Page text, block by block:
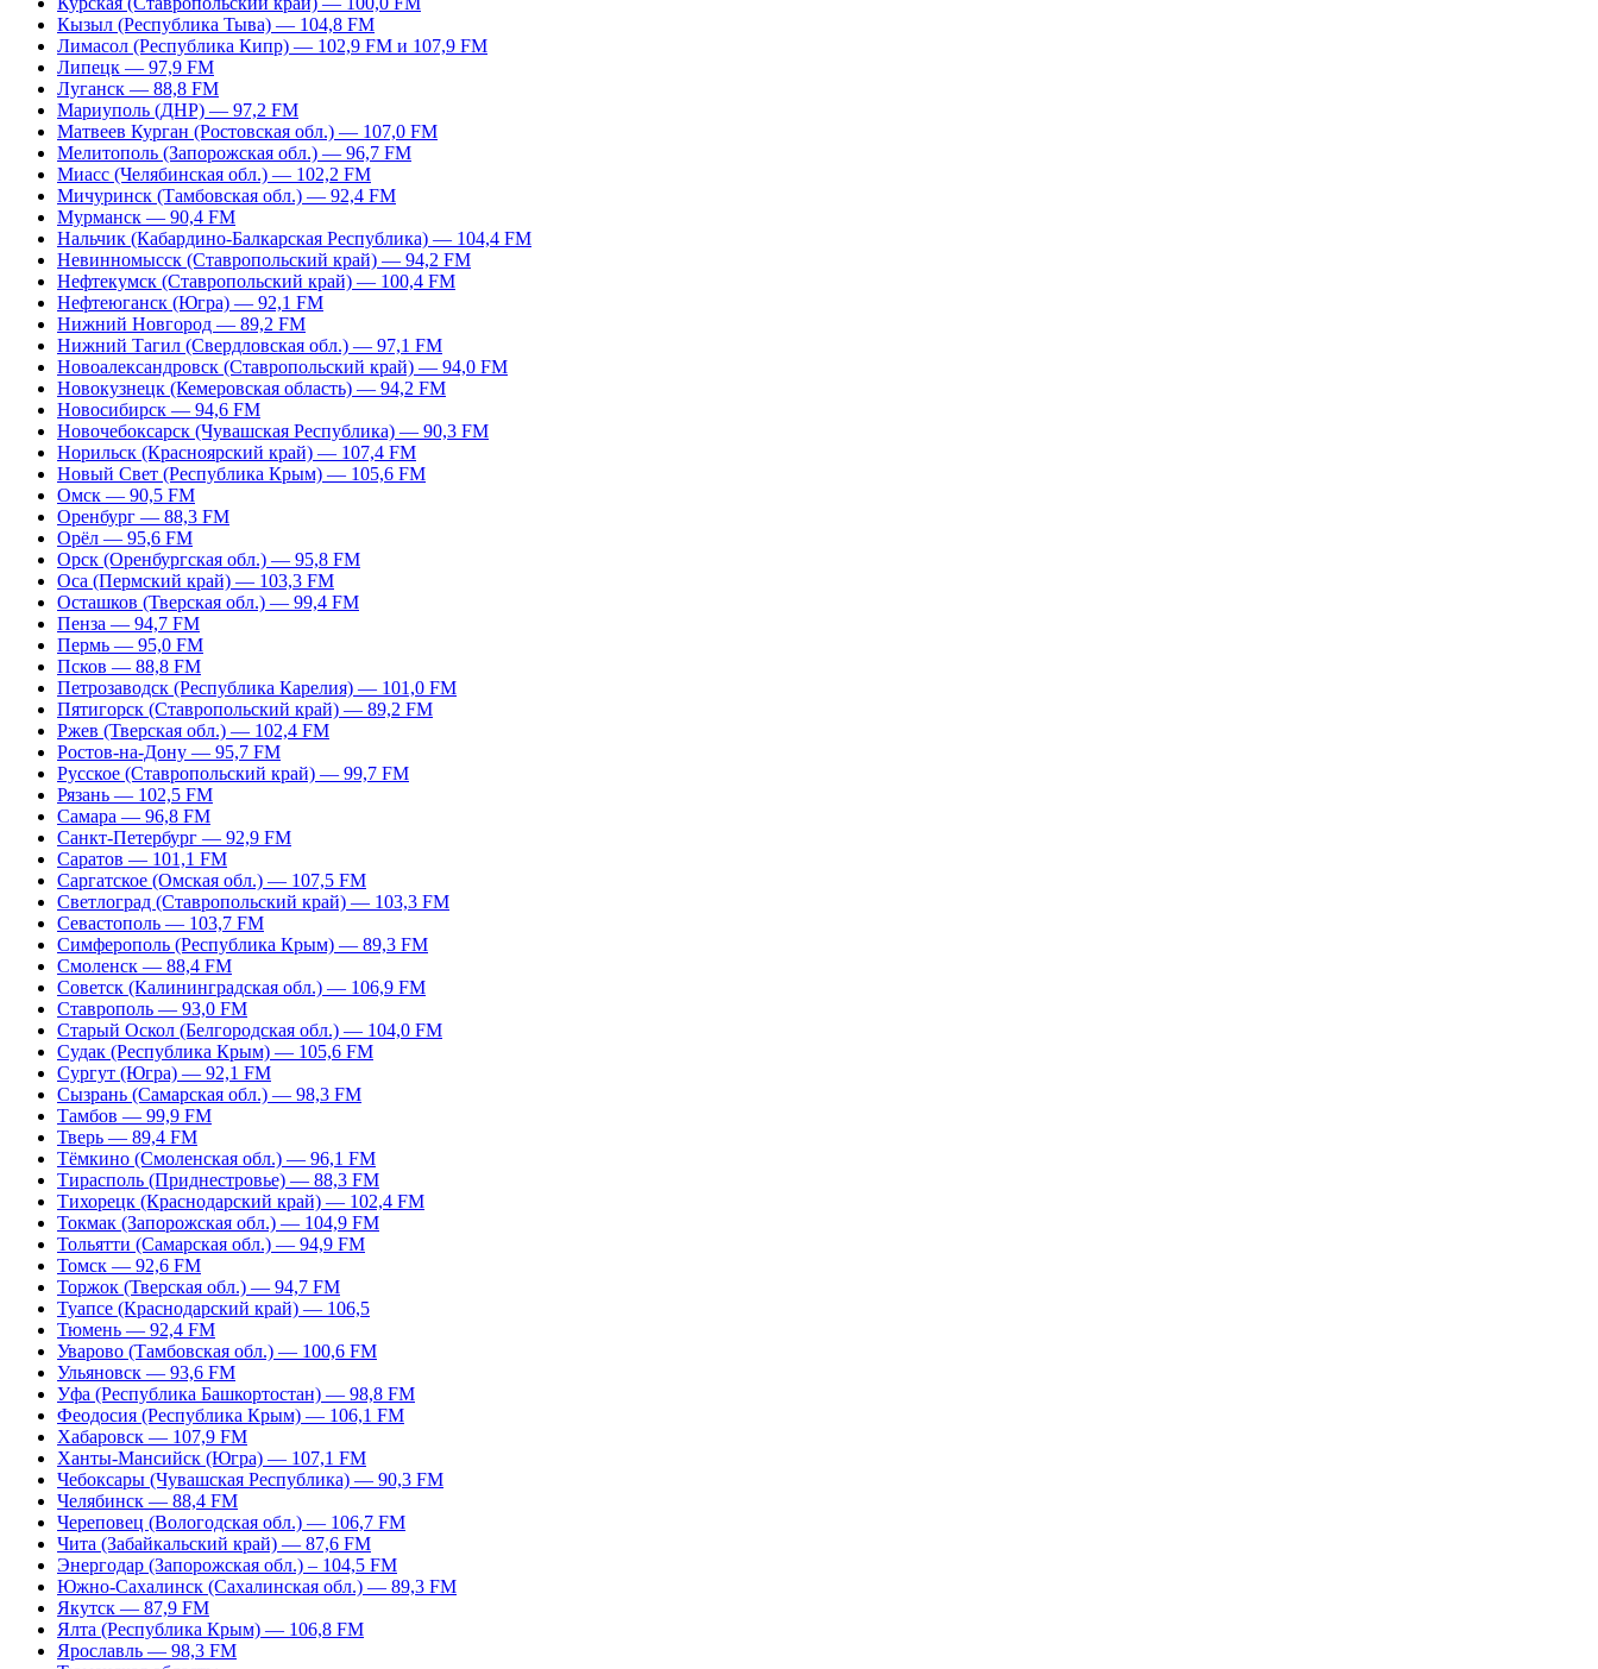
Кызыл (Республика Тыва) — 104,8 FM
Лимасол (Республика Кипр) — 102,9 FM и 107,9 FM
Липецк — 97,9 FM
Луганск — 88,8 FM
Мариуполь (ДНР) — 97,2 FM
Матвеев Курган (Ростовская обл.) — 107,0 FM
Мелитополь (Запорожская обл.) — 96,7 FM
Миасс (Челябинская обл.) — 102,2 FM
Мичуринск (Тамбовская обл.) — 92,4 FM
Мурманск — 90,4 FM
Нальчик (Кабардино-Балкарская Республика) — 104,4 FM
Невинномысск (Ставропольский край) — 94,2 FM
Нефтекумск (Ставропольский край) — 100,4 FM
Нефтеюганск (Югра) — 92,1 FM
Нижний Новгород — 89,2 FM
Нижний Тагил (Свердловская обл.) — 97,1 FM
Новоалександровск (Ставропольский край) — 94,0 FM
Новокузнецк (Кемеровская область) — 94,2 FM
Новосибирск — 94,6 FM
Новочебоксарск (Чувашская Республика) — 90,3 FM
Норильск (Красноярский край) — 107,4 FM
Новый Свет (Республика Крым) — 105,6 FM
Омск — 90,5 FM
Оренбург — 88,3 FM
Орёл — 95,6 FM
Орск (Оренбургская обл.) — 95,8 FM
Оса (Пермский край) — 103,3 FM
Осташков (Тверская обл.) — 99,4 FM
Пенза — 94,7 FM
Пермь — 95,0 FM
Псков — 88,8 FM
Петрозаводск (Республика Карелия) — 101,0 FM
Пятигорск (Ставропольский край) — 89,2 FM
Ржев (Тверская обл.) — 102,4 FM
Ростов-на-Дону — 95,7 FM
Русское (Ставропольский край) — 99,7 FM
Рязань — 102,5 FM
Самара — 96,8 FM
Санкт-Петербург — 92,9 FM
Саратов — 101,1 FM
Саргатское (Омская обл.) — 107,5 FM
Светлоград (Ставропольский край) — 103,3 FM
Севастополь — 103,7 FM
Симферополь (Республика Крым) — 89,3 FM
Смоленск — 88,4 FM
Советск (Калининградская обл.) — 106,9 FM
Ставрополь — 93,0 FM
Старый Оскол (Белгородская обл.) — 104,0 FM
Судак (Республика Крым) — 105,6 FM
Сургут (Югра) — 92,1 FM
Сызрань (Самарская обл.) — 98,3 FM
Тамбов — 99,9 FM
Тверь — 89,4 FM
Тёмкино (Смоленская обл.) — 96,1 FM
Тирасполь (Приднестровье) — 88,3 FM
Тихорецк (Краснодарский край) — 102,4 FM
Токмак (Запорожская обл.) — 104,9 FM
Тольятти (Самарская обл.) — 94,9 FM
Томск — 92,6 FM
Торжок (Тверская обл.) — 94,7 FM
Туапсе (Краснодарский край) — 106,5
Тюмень — 92,4 FM
Уварово (Тамбовская обл.) — 100,6 FM
Ульяновск — 93,6 FM
Уфа (Республика Башкортостан) — 98,8 FM
Феодосия (Республика Крым) — 106,1 FM
Хабаровск — 107,9 FM
Ханты-Мансийск (Югра) — 107,1 FM
Чебоксары (Чувашская Республика) — 90,3 FM
Челябинск — 88,4 FM
Череповец (Вологодская обл.) — 106,7 FM
Чита (Забайкальский край) — 87,6 FM
Энергодар (Запорожская обл.) – 104,5 FM
Южно-Сахалинск (Сахалинская обл.) — 89,3 FM
Якутск — 87,9 FM
Ялта (Республика Крым) — 106,8 FM
Ярославль — 98,3 FM